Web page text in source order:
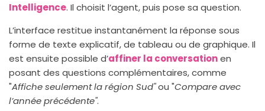
Intelligence. Il choisit l’agent, puis pose sa question.
L’interface restitue instantanément la réponse sous
forme de texte explicatif, de tableau ou de graphique. Il
est ensuite possible d’affiner la conversationen
posant des questions complémentaires, comme
"Affiche seulement la région Sud"ou "Compare avec
l’année précédente".